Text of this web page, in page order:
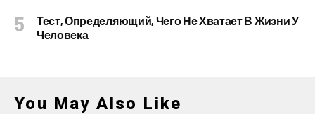
Тест, Определяющий, Чего Не Хватает В Жизни У
Человека
You May Also Like